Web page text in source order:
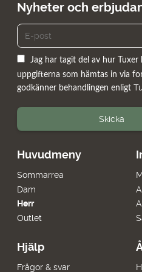
Huvudmeny
Sommarrea
Dam
Herr
Outlet
Hjälp
Frågor & svar
Nyheter och
Jag har tagit del av hur Tuxer
uppgifterna som hämtas in via
godkänner behandlingen enligt
Skicka